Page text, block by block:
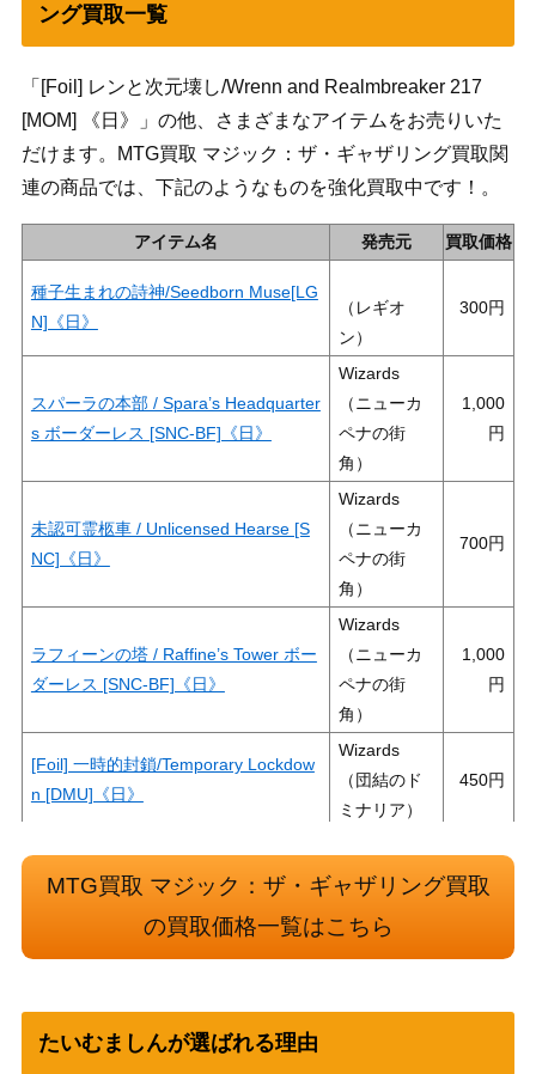
ング買取一覧
「[Foil] レンと次元壊し/Wrenn and Realmbreaker 217
[MOM] 《日》」の他、さまざまなアイテムをお売りいた
だけます。MTG買取 マジック：ザ・ギャザリング買取関
連の商品では、下記のようなものを強化買取中です！。
アイテム名 発売元 買取価格
種子生まれの詩神/Seedborn Muse[LG
N]《日》
（レギオ
ン）
300
スパーラの本部 / Spara’s Headquarter
s ボーダーレス [SNC-BF]《日》
Wizards
（ニューカ
ペナの街
角）
1,000
未認可霊柩車 / Unlicensed Hearse [S
NC]《日》
Wizards
（ニューカ
ペナの街
角）
700
ラフィーンの塔 / Raffine’s Tower ボー
ダーレス [SNC-BF]《日》
Wizards
（ニューカ
ペナの街
角）
1,000
[Foil] 一時的封鎖/Temporary Lockdow
n [DMU]《日》
Wizards
（団結のド
ミナリア）
450
[Foil] ヴォーデイリアの呪詛抑え/Vodal
ian Hexcatcher [DMU]《日》
（団結のド
500
黙示録、シェオルドレッド/Sheoldred,
MTG買取 マジック：ザ・ギャザリング買取
の買取価格一覧はこちら
たいむましんが選ばれる理由